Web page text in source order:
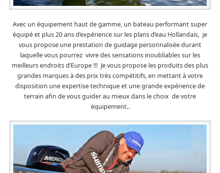
Avec un équipement haut de gamme, un bateau performant super
équipé et plus 20 ans d’expérience sur les plans d’eau Hollandais, je
vous propose une prestation de guidage personnalisée durant
laquelle vous pourrez vivre des sensations inoubliables sur les
meilleurs endroits d’Europe !!! Je vous propose les produits des plus
grandes marques à des prix très compétitifs, en mettant à votre
disposition une expertise technique et une grande expérience de
terrain afin de vous guider au mieux dans le choix de votre
équipement..